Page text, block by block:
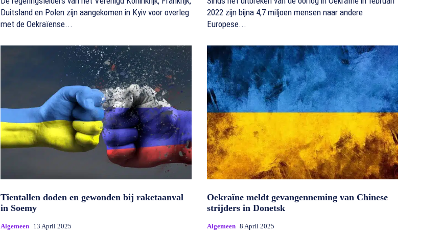
Duitsland en Polen zijn aangekomen in Kyiv voor overleg
met de Oekraïense...
2022 zijn bijna 4,7 miljoen mensen naar andere
Europese...
Tientallen doden en gewonden bij raketaanval
in Soemy
Algemeen 13 April 2025
Oekraïne meldt gevangenneming van Chinese
strijders in Donetsk
Algemeen 8 April 2025